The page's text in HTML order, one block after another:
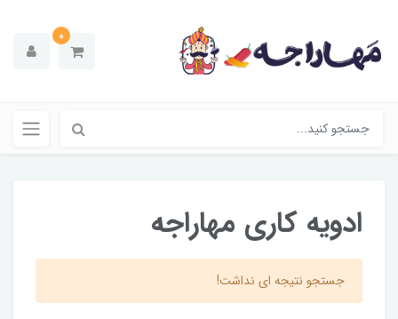
0
ادویه کاری مهاراجه
جستجو نتیجه ای نداشت!